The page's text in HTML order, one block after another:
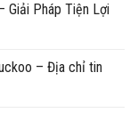
Giải Pháp Tiện Lợi
– Địa chỉ tin